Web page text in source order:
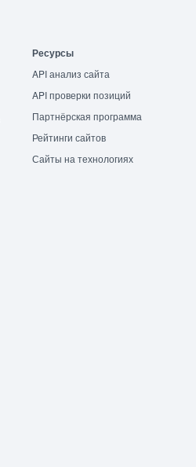
Ресурсы
API анализ сайта
API проверки позиций
Партнёрская программа
Рейтинги сайтов
Сайты на технологиях